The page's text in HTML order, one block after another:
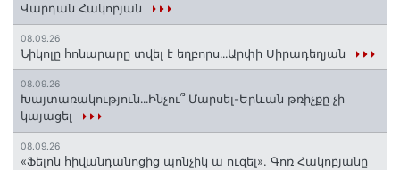
Վարդան Հակոբյան
08.09.26
Նիկոլը հոնարարը տվել է եղբորս․․․Արփի Սիրադեղյան
08.09.26
Խայտառակություն․․․Ինչու՞ Մարսել-Երևան թռիչքը չի
կայացել
08.09.26
«Ֆելոն հիվանդանոցից պոնչիկ ա ուզել». Գոռ Հակոբյանը